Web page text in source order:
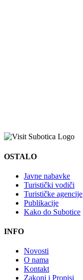
OSTALO
Javne nabavke
Turistički vodiči
Turističke agencije
Publikacije
Kako do Subotice
INFO
Novosti
O nama
Kontakt
Zakoni i Propisi